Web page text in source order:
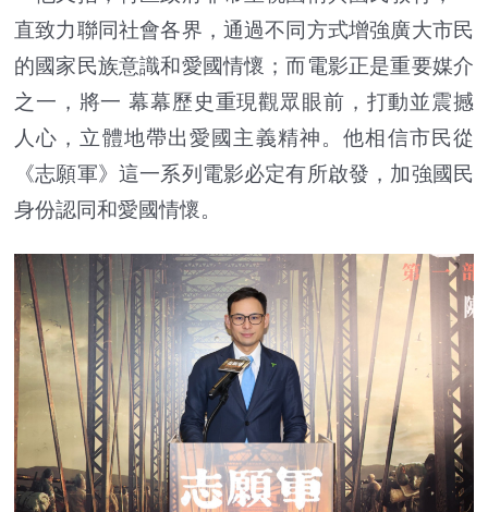
直致力聯同社會各界，通過不同方式增強廣大市民
的國家民族意識和愛國情懷；而電影正是重要媒介
之一，將一 幕幕歷史重現觀眾眼前，打動並震撼
人心，立體地帶出愛國主義精神。他相信市民從
《志願軍》這一系列電影必定有所啟發，加強國民
身份認同和愛國情懷。